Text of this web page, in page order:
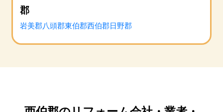
郡
岩美郡八頭郡東伯郡西伯郡日野郡